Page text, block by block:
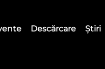
Descărcare
Știri